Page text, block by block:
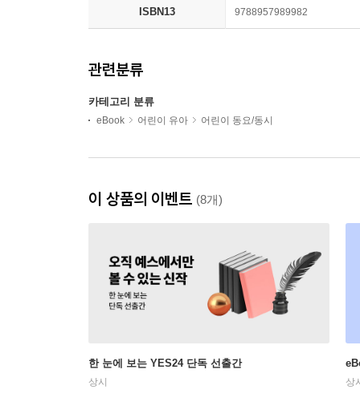
ISBN13 9788957989982
관련분류
카테고리 분류
eBook 어린이 유아 어린이 동요/동시
이 상품의 이벤트 (8개)
한 눈에 보는 YES24 단독 선출간
상시 상